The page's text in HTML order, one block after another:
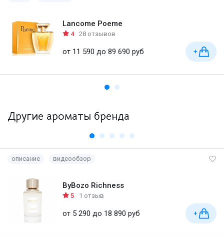
Lancome Poeme
4 28 отзывов
от 11 590 до 89 690 руб +
Другие ароматы бренда
описание видеообзор
ByBozo Richness
5 1 отзыв
от 5 290 до 18 890 руб +